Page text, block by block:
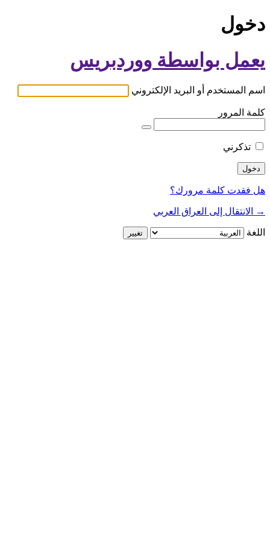
دخول
يعمل بواسطة ووردبريس
اسم المستخدم أو البريد الإلكتروني
كلمة المرور
تذكرني
هل فقدت كلمة مرورك؟
→ الانتقال إلى العراق العربي
اللغة